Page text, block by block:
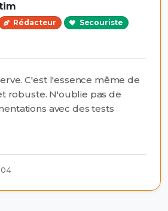
Rédacteur
Secouriste
C'est l'essence même de
robuste. N'oublie pas de
avec des tests